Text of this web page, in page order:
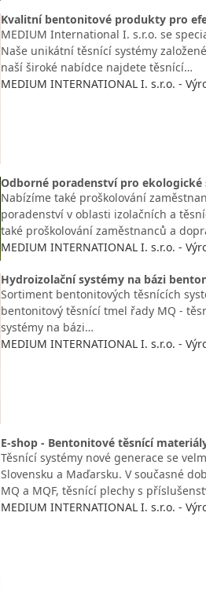
Kvalitní bentonitové produkty pro
MEDIUM International I. s.r.o. se
Naše unikátní těsnící systémy
naší široké nabídce najdete těsnící…
MEDIUM INTERNATIONAL I. s.r.o. -
Odborné poradenství pro
Nabízíme také proškolování
poradenství v oblasti izolačních a
také proškolování zaměstnanců a
MEDIUM INTERNATIONAL I. s.r.o. -
Hydroizolační systémy na bázi
Sortiment bentonitových těsnících
bentonitový těsnící tmel řady MQ -
systémy na bázi…
MEDIUM INTERNATIONAL I. s.r.o. -
E-shop - Bentonitové těsnící
Těsnící systémy nové generace se
Slovensku a Maďarsku. V současné
MQ a MQF, těsnící plechy s
MEDIUM INTERNATIONAL I. s.r.o. -